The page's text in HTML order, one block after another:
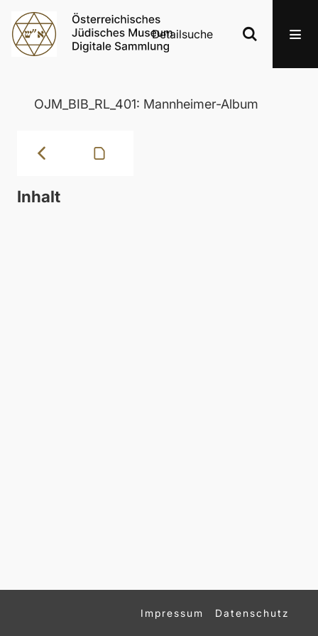
Detailsuche
OJM_BIB_RL_401: Mannheimer-Album
Inhalt
Impressum Datenschutz